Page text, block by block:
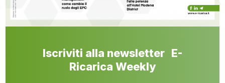
Iscriviti alla newsletter E-
Ricarica Weekly